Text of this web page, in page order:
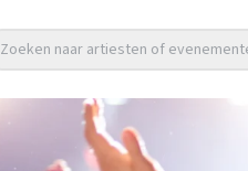
Zoeken naar artiesten of